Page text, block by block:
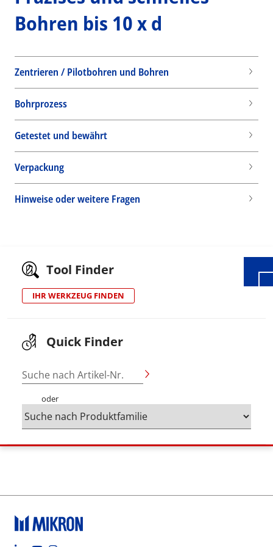
Bohren bis 10 x d
Zentrieren / Pilotbohren und Bohren
Bohrprozess
Getestet und bewährt
Verpackung
Hinweise oder weitere Fragen
Tool Finder
IHR WERKZEUG FINDEN
Quick Finder
Suche nach Artikel-Nr.
oder